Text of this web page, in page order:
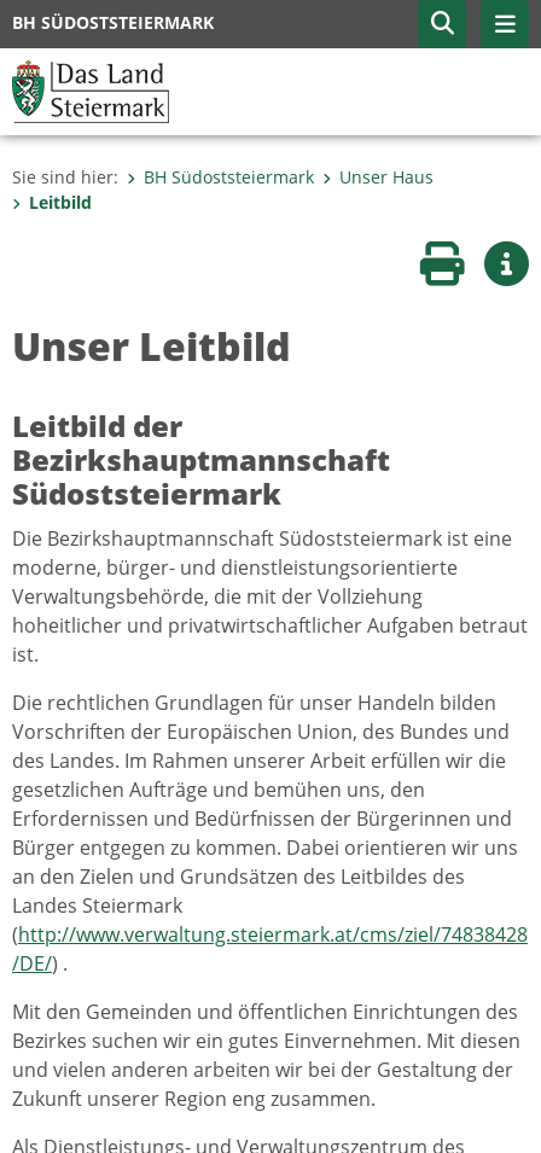
BH SÜDOSTSTEIERMARK
Sie sind hier: BH Südoststeiermark
Unser Haus
Leitbild
Seite
Unser Leitbild
Leitbild der
Bezirkshauptmannschaft
Südoststeiermark
Die Bezirkshauptmannschaft Südoststeiermark ist eine
moderne, bürger- und dienstleistungsorientierte
Verwaltungsbehörde, die mit der Vollziehung
hoheitlicher und privatwirtschaftlicher Aufgaben betraut
ist.
Die rechtlichen Grundlagen für unser Handeln bilden
Vorschriften der Europäischen Union, des Bundes und
des Landes. Im Rahmen unserer Arbeit erfüllen wir die
gesetzlichen Aufträge und bemühen uns, den
Erfordernissen und Bedürfnissen der Bürgerinnen und
Bürger entgegen zu kommen. Dabei orientieren wir uns
an den Zielen und Grundsätzen des Leitbildes des
Landes Steiermark
(http://www.verwaltung.steiermark.at/cms/ziel/74838428
/DE/) .
Mit den Gemeinden und öffentlichen Einrichtungen des
Bezirkes suchen wir ein gutes Einvernehmen. Mit diesen
und vielen anderen arbeiten wir bei der Gestaltung der
Zukunft unserer Region eng zusammen.
Als Dienstleistungs- und Verwaltungszentrum des